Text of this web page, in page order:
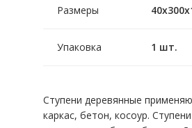
Размеры
Упаковка 1 шт.
Ступени деревянные
каркас, бетон, косоур.